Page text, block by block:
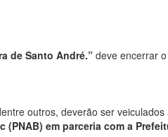
de Santo André.” deve encerrar
outros, deverão ser
em parceria com a